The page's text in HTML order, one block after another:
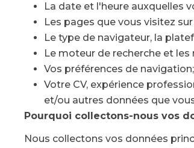
La date et l'heure auxquelles
Les pages que vous visitez
Le type de navigateur, la
Le moteur de recherche et
Vos préférences de navigation;
Votre CV, expérience
et/ou autres données que
Pourquoi collectons-nous vos
Nous collectons vos données